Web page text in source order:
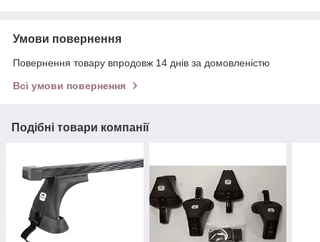
Умови повернення
Повернення товару впродовж 14 днів за домовленістю
Всі умови повернення
Подібні товари компанії